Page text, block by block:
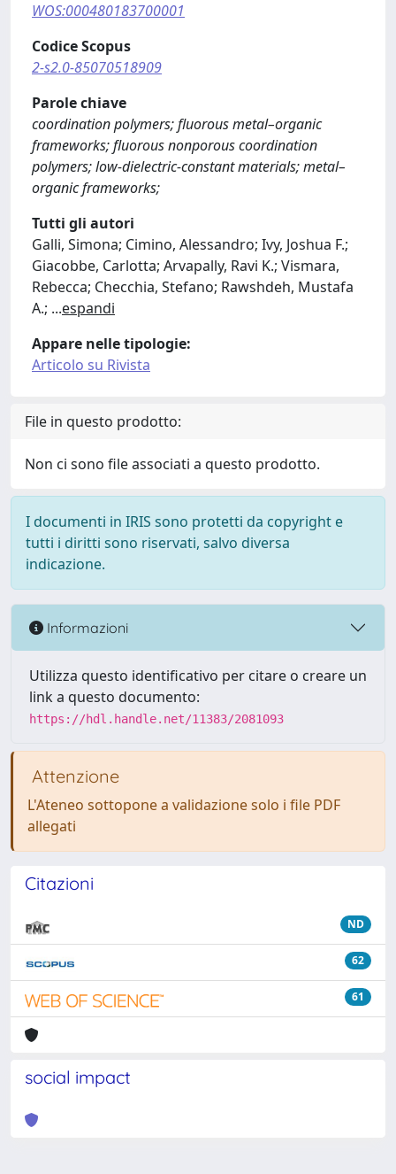
WOS:000480183700001
Codice Scopus
2-s2.0-85070518909
Parole chiave
coordination polymers; fluorous metal–organic
frameworks; fluorous nonporous coordination
polymers; low-dielectric-constant materials; metal–
organic frameworks;
Tutti gli autori
Galli, Simona; Cimino, Alessandro; Ivy, Joshua F.;
Giacobbe, Carlotta; Arvapally, Ravi K.; Vismara,
Rebecca; Checchia, Stefano; Rawshdeh, Mustafa
A.; ...espandi
Appare nelle tipologie:
Articolo su Rivista
File in questo prodotto:
Non ci sono file associati a questo prodotto.
I documenti in IRIS sono protetti da copyright e
tutti i diritti sono riservati, salvo diversa
indicazione.
Informazioni
Utilizza questo identificativo per citare o creare un
link a questo documento:
https://hdl.handle.net/11383/2081093
Attenzione
L'Ateneo sottopone a validazione solo i file PDF
allegati
Citazioni
ND
62
61
social impact